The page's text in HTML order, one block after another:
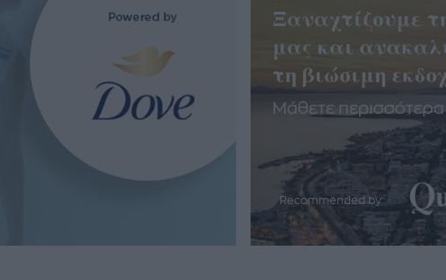
Ξαναχτίζουμε
μας και
τη βιώσιμη
Μάθετε περισσότερα
Recommended by